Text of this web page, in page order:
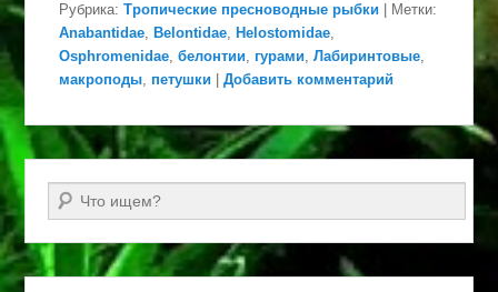
Рубрика: Тропические пресноводные рыбки
Метки:
Anabantidae, Belontidae, Helostomidae,
Osphromenidae,белонтии, гурами,Лабиринтовые,
макроподы, петушки |Добавить комментарий
Поиск